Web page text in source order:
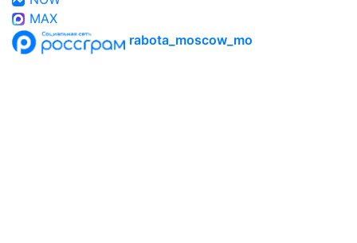
MAX
rabota_moscow_mo